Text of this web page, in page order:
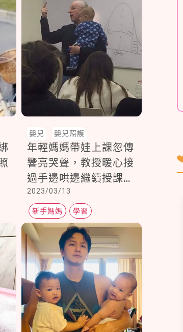
嬰兒 嬰兒照護
年輕媽媽帶娃上課忽傳
響亮哭聲，教授暖心接
過手邊哄邊繼續授課
「照片瘋傳」感動眾人
2023/03/13
新手媽媽 學習
能量補給站